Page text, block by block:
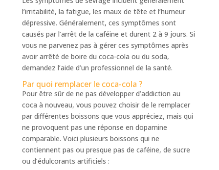
l’irritabilité, la fatigue, les maux de tête et l’humeur
dépressive. Généralement, ces symptômes sont
causés par l’arrêt de la caféine et durent 2 à 9 jours. Si
vous ne parvenez pas à gérer ces symptômes après
avoir arrêté de boire du coca-cola ou du soda,
demandez l’aide d’un professionnel de la santé.
Par quoi remplacer le coca-cola ?
Pour être sûr de ne pas développer d’addiction au
coca à nouveau, vous pouvez choisir de le remplacer
par différentes boissons que vous appréciez, mais qui
ne provoquent pas une réponse en dopamine
comparable. Voici plusieurs boissons qui ne
contiennent pas ou presque pas de caféine, de sucre
ou d’édulcorants artificiels :